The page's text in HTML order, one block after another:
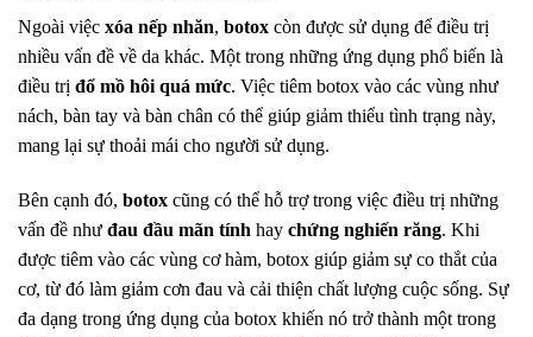
Ngoài việc xóa nếp nhăn, botox còn được sử dụng để điều trị
nhiều vấn đề về da khác. Một trong những ứng dụng phổ biến là
điều trị đổ mồ hôi quá mức. Việc tiêm botox vào các vùng như
nách, bàn tay và bàn chân có thể giúp giảm thiểu tình trạng này,
mang lại sự thoải mái cho người sử dụng.
Bên cạnh đó, botox cũng có thể hỗ trợ trong việc điều trị những
vấn đề như đau đầu mãn tính hay chứng nghiến răng. Khi
được tiêm vào các vùng cơ hàm, botox giúp giảm sự co thắt của
cơ, từ đó làm giảm cơn đau và cải thiện chất lượng cuộc sống. Sự
đa dạng trong ứng dụng của botox khiến nó trở thành một trong